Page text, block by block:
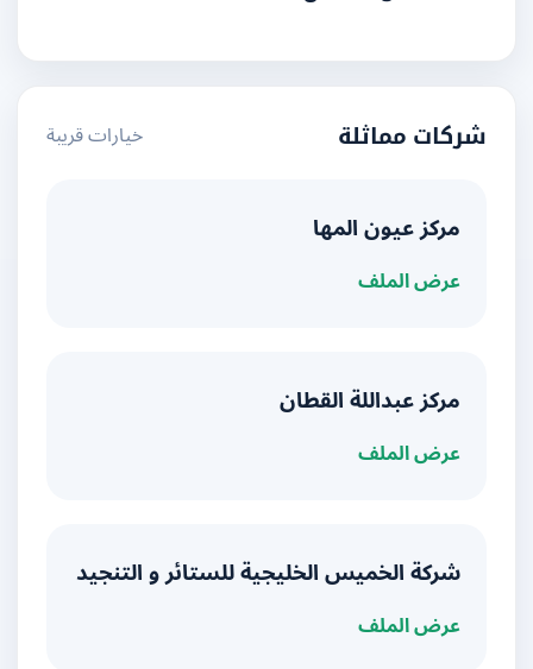
شركات مماثلة خيارات قريبة
مركز عيون المها
عرض الملف
مركز عبداللة القطان
عرض الملف
شركة الخميس الخليجية للستائر و التنجيد
عرض الملف